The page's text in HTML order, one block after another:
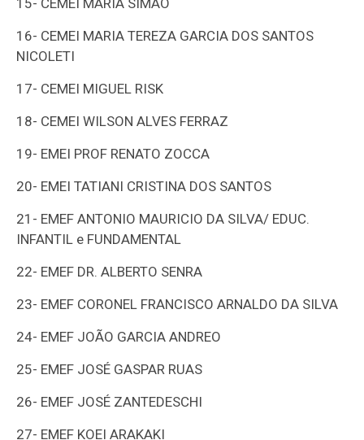
15- CEMEI MARIA SIMÃO
16- CEMEI MARIA TEREZA GARCIA DOS SANTOS
NICOLETI
17- CEMEI MIGUEL RISK
18- CEMEI WILSON ALVES FERRAZ
19- EMEI PROF RENATO ZOCCA
20- EMEI TATIANI CRISTINA DOS SANTOS
21- EMEF ANTONIO MAURICIO DA SILVA/ EDUC.
INFANTIL e FUNDAMENTAL
22- EMEF DR. ALBERTO SENRA
23- EMEF CORONEL FRANCISCO ARNALDO DA SILVA
24- EMEF JOÃO GARCIA ANDREO
25- EMEF JOSÉ GASPAR RUAS
26- EMEF JOSÉ ZANTEDESCHI
27- EMEF KOEI ARAKAKI